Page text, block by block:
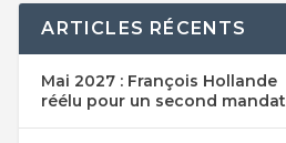
ARTICLES RÉCENTS
Mai 2027 : François Hollande
réélu pour un second mandat